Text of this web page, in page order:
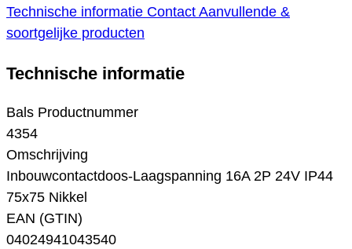
Technische informatie Contact Aanvullende &
soortgelijke producten
Technische informatie
Bals Productnummer
4354
Omschrijving
Inbouwcontactdoos-Laagspanning 16A 2P 24V IP44
75x75 Nikkel
EAN (GTIN)
04024941043540